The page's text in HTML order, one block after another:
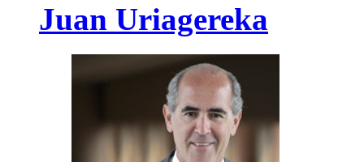
Juan Uriagereka